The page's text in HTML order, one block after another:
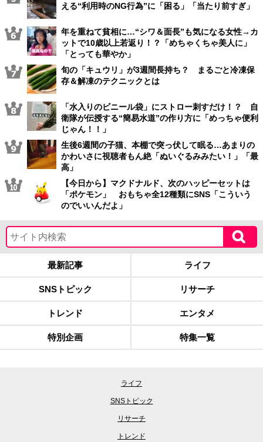
える“利用時のNG行為”に「困る」「当たり前すぎ」
年を重ねて貧相に…“シワ＆面長”も気になる女性→カ
ットで10歳以上若返り！？「めちゃくちゃ美人に」
「とっても華やか」
旬の「キュウリ」が3週間長持ち？ まるごと冷凍保
存＆解凍のテクニックとは
「水入りのビニール袋」にストロー刺すだけ！？ 自
衛隊が伝授する“簡易水道”の作り方に「めっちゃ便利
じゃん！！」
生後6週間の子猫、本棚で突っ伏して眠る…あまりの
かわいさに視聴者もん絶「ぬいぐるみみたい！」「最
高」
【今日から】マクドナルド、次のハッピーセットは
「ポケモン」 おもちゃ全12種類にSNS「こういう
のでいいんだよ」
最新記事 ライフ
SNSトピック リサーチ
トレンド エンタメ
特別企画 特集一覧
ライフ
SNSトピック
リサーチ
トレンド